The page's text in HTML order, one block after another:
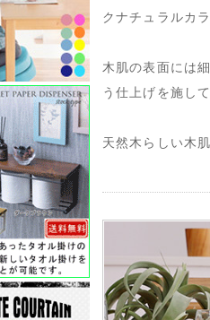
クナチュラルカラ
木肌の表面には
う仕上げを施し
天然木らしい木